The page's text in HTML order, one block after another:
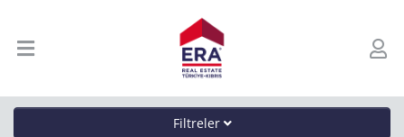
Filtreler